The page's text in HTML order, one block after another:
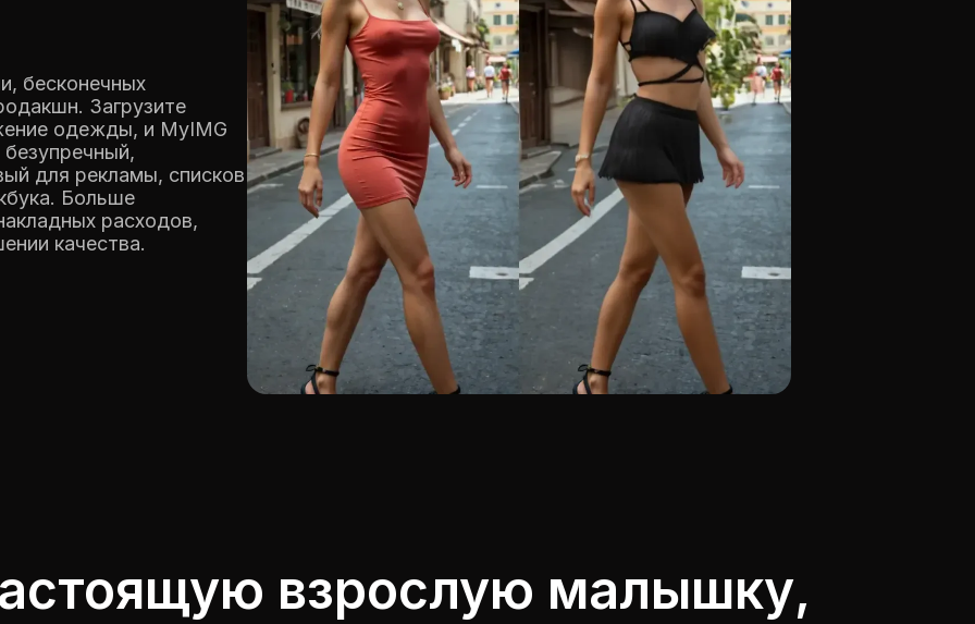
бесконечных
Загрузите
одежды, и MyIMG
для рекламы, списков
Больше
расходов,
качества.
взрослую малышку,